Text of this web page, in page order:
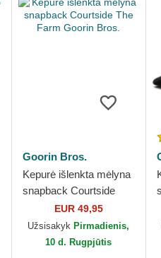
Goorin Bros.
Kepurė išlenkta mėlyna
snapback Courtside
The Farm Goorin Bros.
EUR 49,95
Užsisakyk Pirmadienis,
10 d. Rugpjūtis